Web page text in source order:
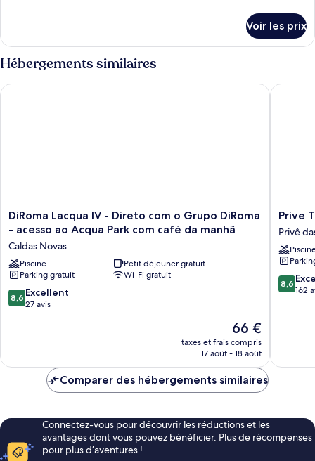
chambre :
Apartamento
Deluxe
(2
le
type
de
chambre
Apartamento
Voir les prix
Hébergements similaires
DiRoma
Lacqua
-
Direto
com
o
Grupo
Acqua
da
Caldas
Novas
DiRoma Lacqua IV - Direto com o Grupo DiRoma
- acesso ao Acqua Park com café da manhã
Caldas Novas
Piscine
Petit déjeuner gratuit
Parking gratuit
Wi-Fi gratuit
8.6
sur
8,6 Excellent
27 avis
Le
nouveau
prix
de
66 €
taxes et frais compris
17 août - 18 août
DiRoma Lacqua IV - Direto com o Grupo DiRoma - acesso ao
Prive
Thermas
Hotel
by
WAM
Privê
Prive
Privê
8.6
sur
8,6
162
Prive
Comparer des hébergements similaires
Connectez-vous pour découvrir les réductions et les
avantages dont vous pouvez bénéficier. Plus de récompenses
pour plus d’aventures !